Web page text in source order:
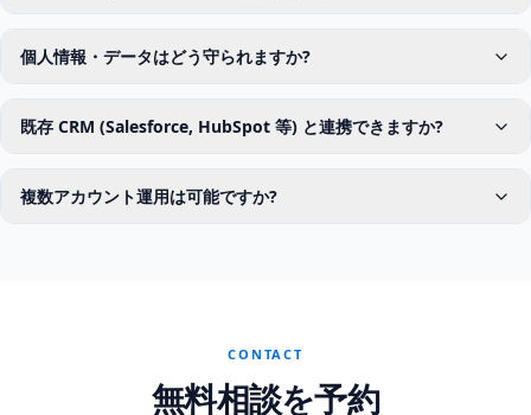
個人情報・データはどう守られますか?
既存 CRM (Salesforce, HubSpot 等) と連携できますか?
複数アカウント運用は可能ですか?
CONTACT
無料相談を予約